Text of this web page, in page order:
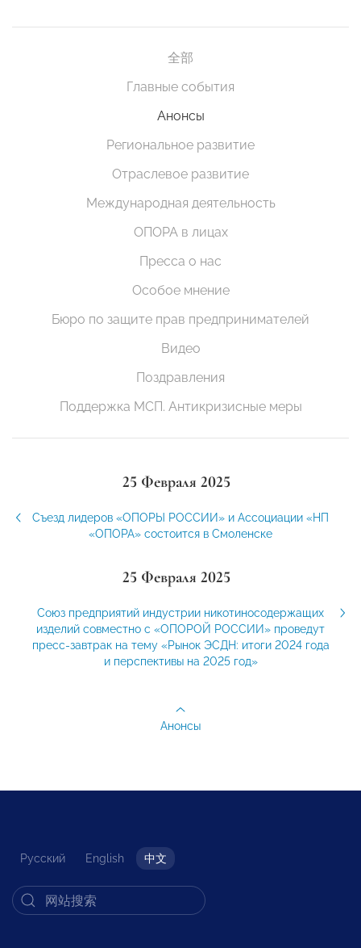
全部
Главные события
Анонсы
Региональное развитие
Отраслевое развитие
Международная деятельность
ОПОРА в лицах
Пресса о нас
Особое мнение
Бюро по защите прав предпринимателей
Видео
Поздравления
Поддержка МСП. Антикризисные меры
25 Февраля 2025
Съезд лидеров «ОПОРЫ РОССИИ» и Ассоциации «НП
«ОПОРА» состоится в Смоленске
25 Февраля 2025
Союз предприятий индустрии никотиносодержащих
изделий совместно с «ОПОРОЙ РОССИИ» проведут
пресс-завтрак на тему «Рынок ЭСДН: итоги 2024 года
и перспективы на 2025 год»
Анонсы
Русский English 中文